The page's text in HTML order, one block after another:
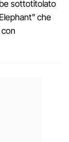
sottotitolato
che
con